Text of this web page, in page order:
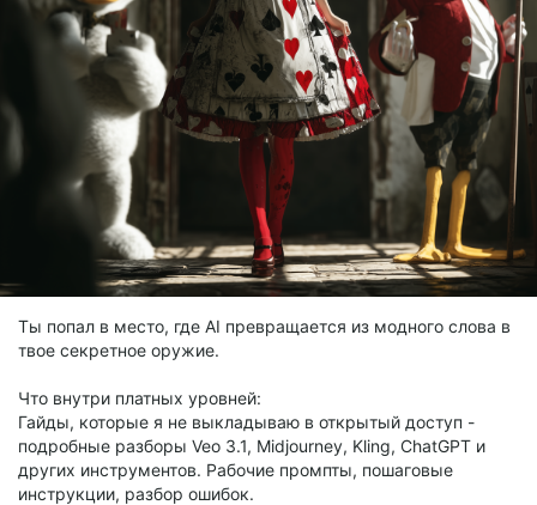
Ты попал в место, где AI превращается из модного слова в
твое секретное оружие.
Что внутри платных уровней:
Гайды, которые я не выкладываю в открытый доступ -
подробные разборы Veo 3.1, Midjourney, Kling, ChatGPT и
других инструментов. Рабочие промпты, пошаговые
инструкции, разбор ошибок.